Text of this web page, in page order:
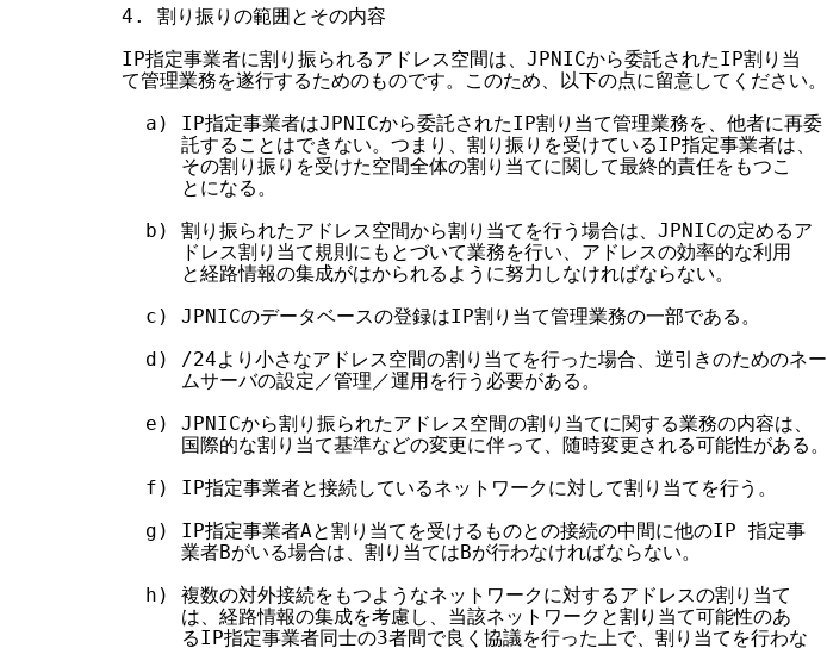
4. 割り振りの範囲とその内容
IP指定事業者に割り振られるアドレス空間は、JPNICから委託されたIP割り当
て管理業務を遂行するためのものです。このため、以下の点に留意してください。
  a) IP指定事業者はJPNICから委託されたIP割り当て管理業務を、他者に再委
     託することはできない。つまり、割り振りを受けているIP指定事業者は、
     その割り振りを受けた空間全体の割り当てに関して最終的責任をもつこ
     とになる。
  b) 割り振られたアドレス空間から割り当てを行う場合は、JPNICの定めるア
     ドレス割り当て規則にもとづいて業務を行い、アドレスの効率的な利用
     と経路情報の集成がはかられるように努力しなければならない。
  c) JPNICのデータベースの登録はIP割り当て管理業務の一部である。
  d) /24より小さなアドレス空間の割り当てを行った場合、逆引きのためのネー
     ムサーバの設定／管理／運用を行う必要がある。
  e) JPNICから割り振られたアドレス空間の割り当てに関する業務の内容は、
     国際的な割り当て基準などの変更に伴って、随時変更される可能性がある。
  f) IP指定事業者と接続しているネットワークに対して割り当てを行う。
  g) IP指定事業者Aと割り当てを受けるものとの接続の中間に他のIP 指定事
     業者Bがいる場合は、割り当てはBが行わなければならない。
  h) 複数の対外接続をもつようなネットワークに対するアドレスの割り当て
     は、経路情報の集成を考慮し、当該ネットワークと割り当て可能性のあ
     るIP指定事業者同士の3者間で良く協議を行った上で、割り当てを行わな